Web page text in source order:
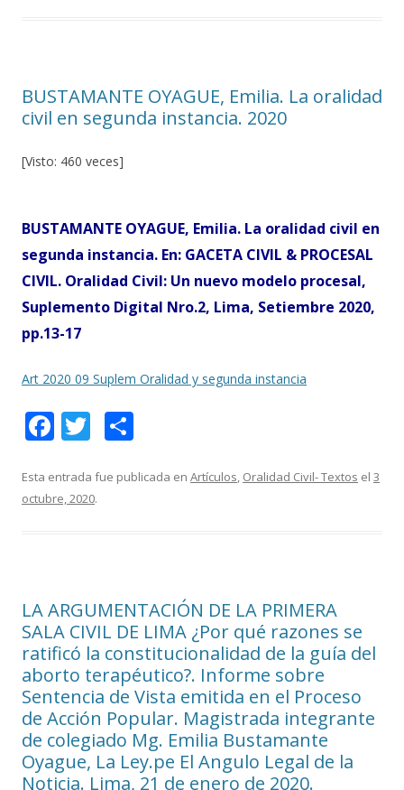
BUSTAMANTE OYAGUE, Emilia. La oralidad
civil en segunda instancia. 2020
[Visto: 460 veces]
BUSTAMANTE OYAGUE, Emilia. La oralidad civil en
segunda instancia. En: GACETA CIVIL & PROCESAL
CIVIL. Oralidad Civil: Un nuevo modelo procesal,
Suplemento Digital Nro.2, Lima, Setiembre 2020,
pp.13-17
Art 2020 09 Suplem Oralidad y segunda instancia
F
e
b
k
T
itt
er
m
r
Esta entrada fue publicada en Artículos, Oralidad Civil- Textos el 3
octubre, 2020.
LA ARGUMENTACIÓN DE LA PRIMERA
SALA CIVIL DE LIMA ¿Por qué razones se
ratificó la constitucionalidad de la guía del
aborto terapéutico?. Informe sobre
Sentencia de Vista emitida en el Proceso
de Acción Popular. Magistrada integrante
de colegiado Mg. Emilia Bustamante
Oyague, La Ley.pe El Angulo Legal de la
Noticia. Lima, 21 de enero de 2020.